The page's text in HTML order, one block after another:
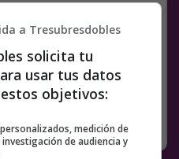
Meneame
Copy
Link
1 COMENTARIO
a Tresubresdobles
solicita tu
usar tus datos
objetivos:
medición de
de audiencia y